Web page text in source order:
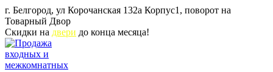
Перейти
к
содержанию
г. Белгород, ул Корочанская 132а Корпус1, поворот на
Товарный Двор
Скидки на двери до конца месяца!